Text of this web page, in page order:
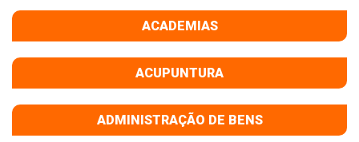
ACADEMIAS
ACUPUNTURA
ADMINISTRAÇÃO DE BENS